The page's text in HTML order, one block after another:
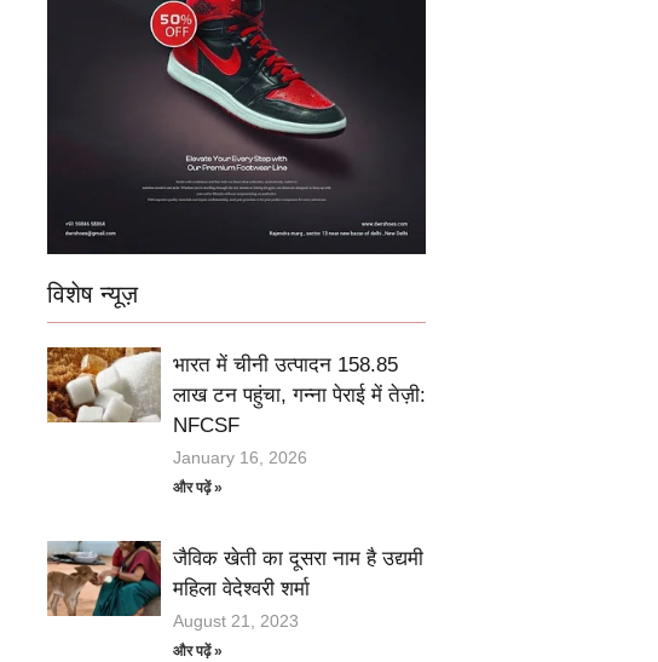
विशेष न्यूज़
भारत में चीनी उत्पादन 158.85
लाख टन पहुंचा, गन्ना पेराई में तेज़ी:
NFCSF
January 16, 2026
और पढ़ें »
जैविक खेती का दूसरा नाम है उद्यमी
महिला वेदेश्वरी शर्मा
August 21, 2023
और पढ़ें »